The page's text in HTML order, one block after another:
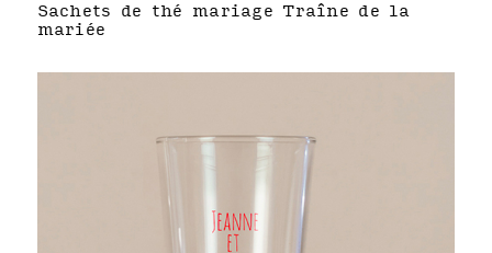
Sachets de thé mariage Traîne de la
mariée